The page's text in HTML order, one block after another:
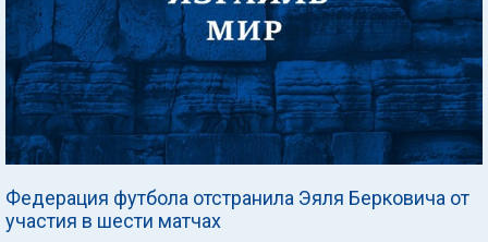
Федерация футбола отстранила Эяля Берковича от
участия в шести матчах